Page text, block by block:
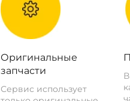
Оригинальные
запчасти
Сервис использует